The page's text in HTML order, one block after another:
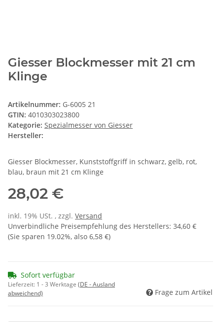
Giesser Blockmesser mit 21 cm
Klinge
Artikelnummer: G-6005 21
GTIN: 4010303023800
Kategorie: Spezialmesser von Giesser
Hersteller:
Giesser Blockmesser, Kunststoffgriff in schwarz, gelb, rot,
blau, braun mit 21 cm Klinge
28,02 €
inkl. 19% USt. , zzgl. Versand
Unverbindliche Preisempfehlung des Herstellers: 34,60 €
(Sie sparen 19.02%, also 6,58 €)
Sofort verfügbar
Lieferzeit: 1 - 3 Werktage (DE - Ausland
abweichend)
Frage zum Artikel